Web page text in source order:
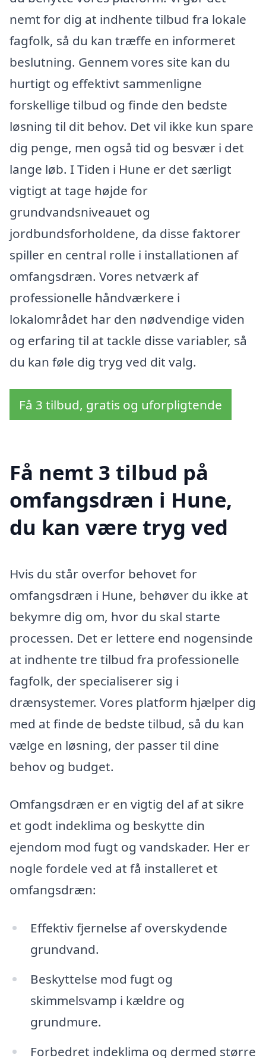
nemt for dig at indhente tilbud fra lokale
fagfolk, så du kan træffe en informeret
beslutning. Gennem vores site kan du
hurtigt og effektivt sammenligne
forskellige tilbud og finde den bedste
løsning til dit behov. Det vil ikke kun spare
dig penge, men også tid og besvær i det
lange løb. I Tiden i Hune er det særligt
vigtigt at tage højde for
grundvandsniveauet og
jordbundsforholdene, da disse faktorer
spiller en central rolle i installationen af
omfangsdræn. Vores netværk af
professionelle håndværkere i
lokalområdet har den nødvendige viden
og erfaring til at tackle disse variabler, så
du kan føle dig tryg ved dit valg.
Få 3 tilbud, gratis og uforpligtende
Få nemt 3 tilbud på
omfangsdræn i Hune,
du kan være tryg ved
Hvis du står overfor behovet for
omfangsdræn i Hune, behøver du ikke at
bekymre dig om, hvor du skal starte
processen. Det er lettere end nogensinde
at indhente tre tilbud fra professionelle
fagfolk, der specialiserer sig i
drænsystemer. Vores platform hjælper dig
med at finde de bedste tilbud, så du kan
vælge en løsning, der passer til dine
behov og budget.
Omfangsdræn er en vigtig del af at sikre
et godt indeklima og beskytte din
ejendom mod fugt og vandskader. Her er
nogle fordele ved at få installeret et
omfangsdræn:
Effektiv fjernelse af overskydende
grundvand.
Beskyttelse mod fugt og
skimmelsvamp i kældre og
grundmure.
Forbedret indeklima og dermed større